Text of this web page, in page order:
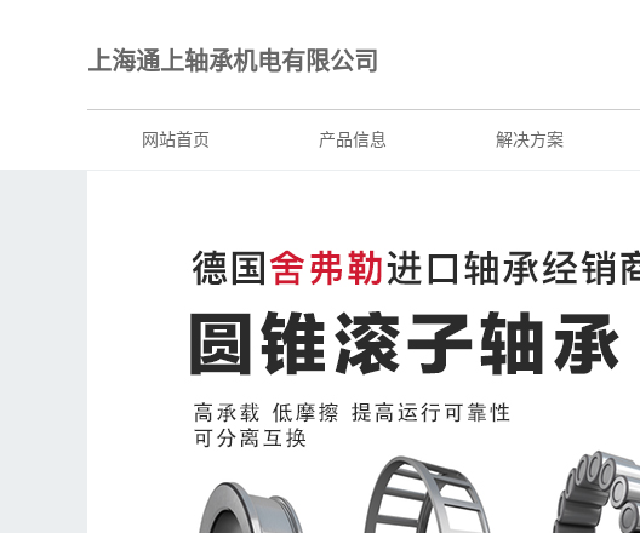
上海通上轴承机电有限公司
网站首页 产品信息 解决方案